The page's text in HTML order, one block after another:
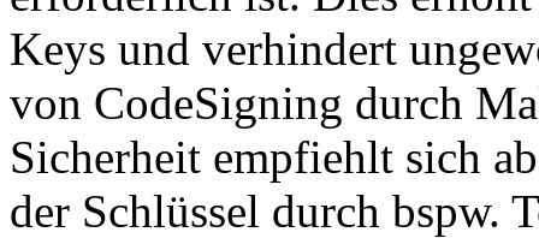
Keys und verhindert
von CodeSigning durch
Sicherheit empfiehlt sich
der Schlüssel durch bspw.